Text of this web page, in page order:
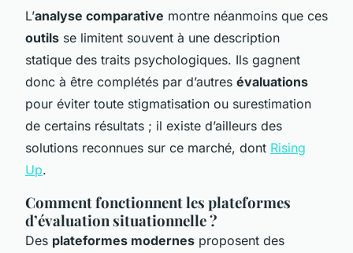
L’analyse comparative montre néanmoins que ces
outils se limitent souvent à une description
statique des traits psychologiques. Ils gagnent
donc à être complétés par d’autres évaluations
pour éviter toute stigmatisation ou surestimation
de certains résultats ; il existe d’ailleurs des
solutions reconnues sur ce marché, dont Rising
Up.
Comment fonctionnent les plateformes
d’évaluation situationnelle ?
Des plateformes modernes proposent des